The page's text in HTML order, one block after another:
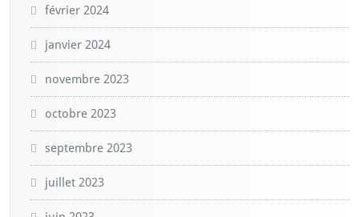
février 2024
janvier 2024
novembre 2023
octobre 2023
septembre 2023
juillet 2023